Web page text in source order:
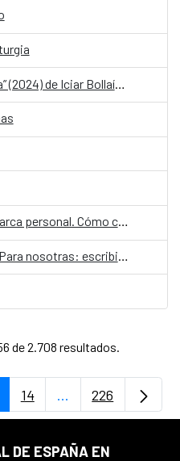
Proyección de “Soy Nevenka” (2024) de Iciar Bollaín y “Mujeres Olvidadas”
Masterclass: Creación de marca personal. Cómo construir tu identidad artística a partir de tus dones, recursos y motivaciones naturales
de 2.708 resultados.
Use TAB para
Página
14 ...PáginasPágina
226
DE ESPAÑA EN